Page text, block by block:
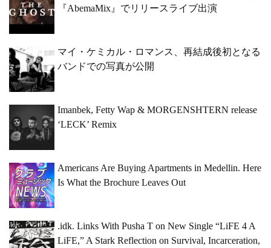
『AbemaMix』でリリースライブ出演
マイ・ケミカル・ロマンス、再結成後初となる
バンドでの写真が公開
Imanbek, Fetty Wap & MORGENSHTERN release
‘LECK’ Remix
Americans Are Buying Apartments in Medellin. Here
Is What the Brochure Leaves Out
.idk. Links With Pusha T on New Single “LiFE 4 A
LiFE,” A Stark Reflection on Survival, Incarceration,